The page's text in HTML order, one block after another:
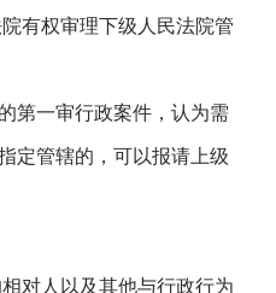
有权审理下级人民法院管
第一审行政案件，认为需
定管辖的，可以报请上级
对人以及其他与行政行为